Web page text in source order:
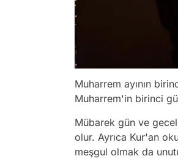
Muharrem ayının
Muharrem'in birinci
Mübarek gün ve
olur. Ayrıca Kur'an
meşgul olmak da